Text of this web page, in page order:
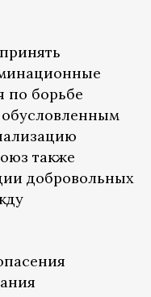
по борьбе
также
добровольных